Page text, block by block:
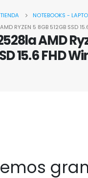
TIENDA NOTEBOOKS -
RYZEN 5 8GB 512GB SSD
AMD
15.6 FHD